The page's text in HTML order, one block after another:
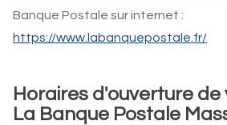
Banque Postale sur internet :
https://www.labanquepostale.fr/
Horaires d'ouverture
La Banque Postale